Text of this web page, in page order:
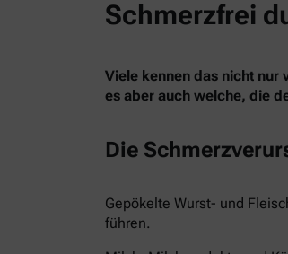
Schmerzfrei
Viele kennen das nicht nur
es aber auch welche, die
Die
Gepökelte Wurst- und
führen.